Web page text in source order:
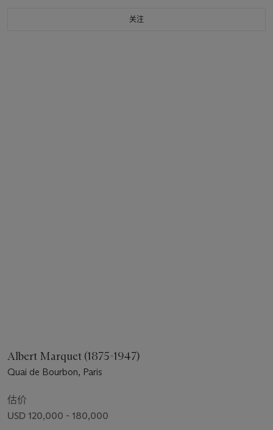
关注
Albert Marquet (1875-1947)
Quai de Bourbon, Paris
估价
USD 120,000 - 180,000